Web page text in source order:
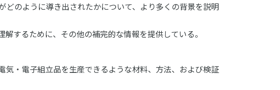
のように導き出されたかについて、より多くの背景を説明
するために、その他の補完的な情報を提供している。
・電子組立品を生産できるような材料、方法、および検証